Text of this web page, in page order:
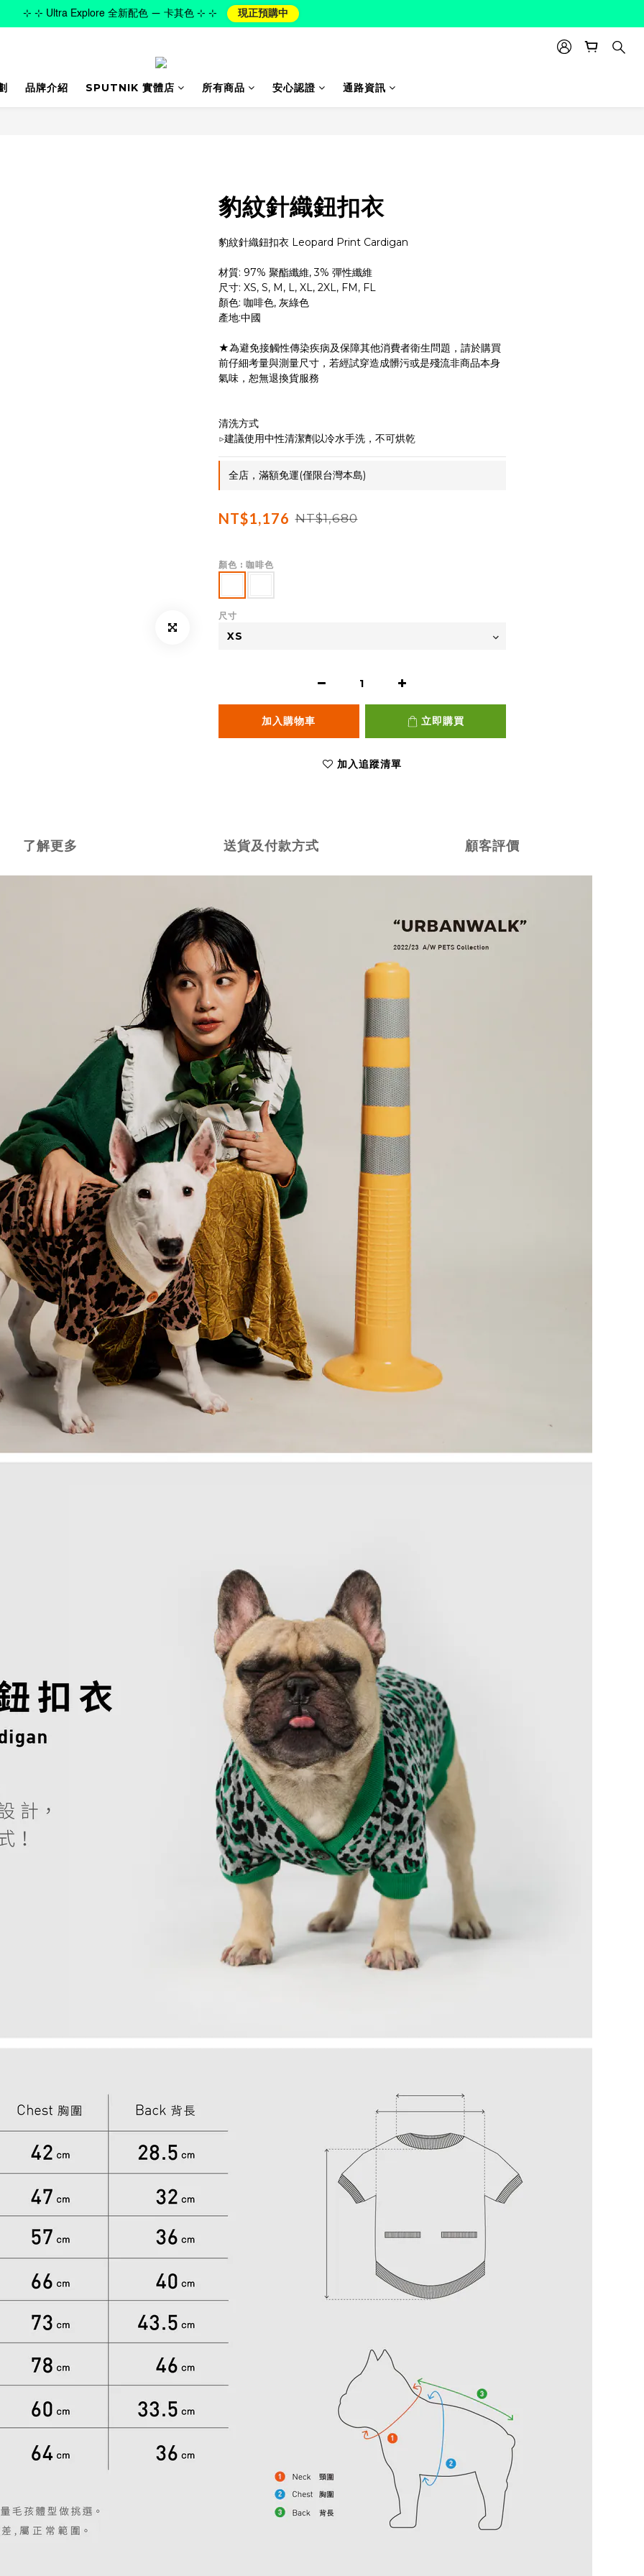
品牌介紹 SPUTNIK 實體店 所有商品 安心認證 通路資訊
豹紋針織鈕扣衣
豹紋針織鈕扣衣 Leopard Print Cardigan
材質: 97% 聚酯纖維, 3% 彈性纖維
尺寸: XS, S, M, L, XL, 2XL, FM, FL
顏色: 咖啡色, 灰綠色
產地:中國
★為避免接觸性傳染疾病及保障其他消費者衛生問題，請於購買
前仔細考量與測量尺寸，若經試穿造成髒污或是殘流非商品本身
氣味，恕無退換貨服務
清洗方式
▷建議使用中性清潔劑以冷水手洗，不可烘乾
全店，滿額免運(僅限台灣本島)
NT$1,176 NT$1,680
顏色 : 咖啡色
尺寸
加入購物車 立即購買
加入追蹤清單
了解更多 送貨及付款方式 顧客評價
⊹ ⊹ Ultra Explore 全新配色 — 卡其色 ⊹ ⊹ 現正預購中